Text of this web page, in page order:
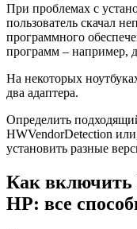
При проблемах с
пользователь скачал
программного
программ – например,
На некоторых
два адаптера.
Определить
HWVendorDetection
установить разные
Как включить
HP: все